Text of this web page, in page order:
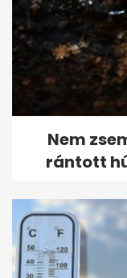
Nem
rántott